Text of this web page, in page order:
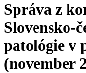
Správa z
Slovensko-
patológie v
(november